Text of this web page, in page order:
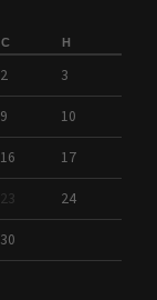
С Н
2 3
9 10
16 17
23 24
30